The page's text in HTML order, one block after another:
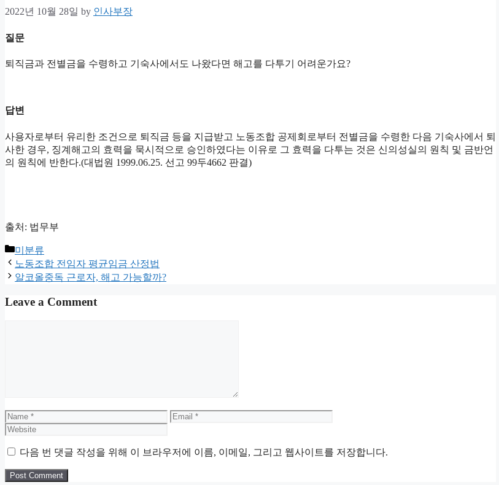
2022년 10월 28일 by 인사부장
질문
퇴직금과 전별금을 수령하고 기숙사에서도 나왔다면 해고를 다투기 어려운가요?
답변
사용자로부터 유리한 조건으로 퇴직금 등을 지급받고 노동조합 공제회로부터 전별금을 수령한 다음 기숙사에서 퇴
사한 경우, 징계해고의 효력을 묵시적으로 승인하였다는 이유로 그 효력을 다투는 것은 신의성실의 원칙 및 금반언
의 원칙에 반한다.(대법원 1999.06.25. 선고 99두4662 판결)
출처: 법무부
Categories
미분류
노동조합 전임자 평균임금 산정법
알코올중독 근로자, 해고 가능할까?
Leave a Comment
Name Email
다음 번 댓글 작성을 위해 이 브라우저에 이름, 이메일, 그리고 웹사이트를 저장합니다.